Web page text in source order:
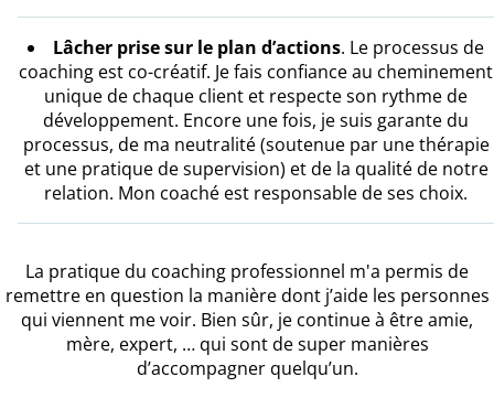
Lâcher prise sur le plan d’actions. Le processus de
coaching est co-créatif. Je fais confiance au cheminement
unique de chaque client et respecte son rythme de
développement. Encore une fois, je suis garante du
processus, de ma neutralité (soutenue par une thérapie
et une pratique de supervision) et de la qualité de notre
relation. Mon coaché est responsable de ses choix.
La pratique du coaching professionnel m'a permis de
remettre en question la manière dont j’aide les personnes
qui viennent me voir. Bien sûr, je continue à être amie,
mère, expert, … qui sont de super manières
d’accompagner quelqu’un.